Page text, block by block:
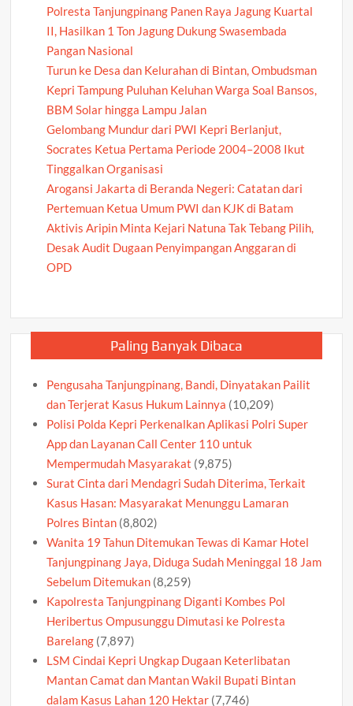
Polresta Tanjungpinang Panen Raya Jagung Kuartal
II, Hasilkan 1 Ton Jagung Dukung Swasembada
Pangan Nasional
Turun ke Desa dan Kelurahan di Bintan, Ombudsman
Kepri Tampung Puluhan Keluhan Warga Soal Bansos,
BBM Solar hingga Lampu Jalan
Gelombang Mundur dari PWI Kepri Berlanjut,
Socrates Ketua Pertama Periode 2004–2008 Ikut
Tinggalkan Organisasi
Arogansi Jakarta di Beranda Negeri: Catatan dari
Pertemuan Ketua Umum PWI dan KJK di Batam
Aktivis Aripin Minta Kejari Natuna Tak Tebang Pilih,
Desak Audit Dugaan Penyimpangan Anggaran di
OPD
Paling Banyak Dibaca
Pengusaha Tanjungpinang, Bandi, Dinyatakan Pailit
dan Terjerat Kasus Hukum Lainnya (10,209)
Polisi Polda Kepri Perkenalkan Aplikasi Polri Super
App dan Layanan Call Center 110 untuk
Mempermudah Masyarakat (9,875)
Surat Cinta dari Mendagri Sudah Diterima, Terkait
Kasus Hasan: Masyarakat Menunggu Lamaran
Polres Bintan (8,802)
Wanita 19 Tahun Ditemukan Tewas di Kamar Hotel
Tanjungpinang Jaya, Diduga Sudah Meninggal 18 Jam
Sebelum Ditemukan (8,259)
Kapolresta Tanjungpinang Diganti Kombes Pol
Heribertus Ompusunggu Dimutasi ke Polresta
Barelang (7,897)
LSM Cindai Kepri Ungkap Dugaan Keterlibatan
Mantan Camat dan Mantan Wakil Bupati Bintan
dalam Kasus Lahan 120 Hektar (7,746)